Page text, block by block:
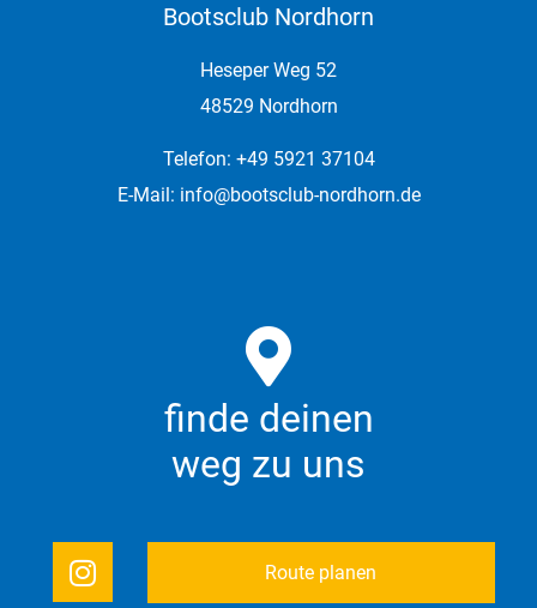
Bootsclub Nordhorn
Heseper Weg 52
48529 Nordhorn
Telefon: +49 5921 37104
E-Mail: info@bootsclub-nordhorn.de
finde deinen
weg zu uns
Route planen